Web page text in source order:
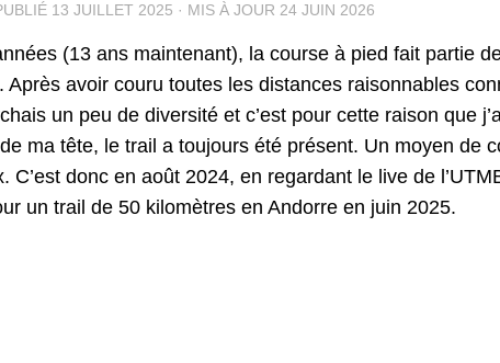
13 JUILLET 2025 · MIS À JOUR 24 JUIN 2026
(13 ans maintenant), la course à pied fait partie
Après avoir couru toutes les distances raisonnables
un peu de diversité et c’est pour cette raison que
ma tête, le trail a toujours été présent. Un moyen de
C’est donc en août 2024, en regardant le live de
un trail de 50 kilomètres en Andorre en juin 2025.